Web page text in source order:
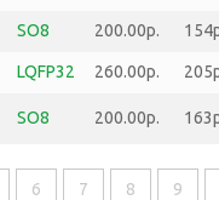
SO8 200.00р.
LQFP32 260.00р.
SO8 200.00р.
6 7 8 9